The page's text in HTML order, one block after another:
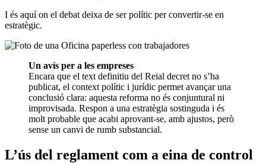
I és aquí on el debat deixa de ser polític per convertir-se en
estratègic.
Un avís per a les empreses
Encara que el text definitiu del Reial decret no s’ha
publicat, el context polític i jurídic permet avançar una
conclusió clara: aquesta reforma no és conjuntural ni
improvisada. Respon a una estratègia sostinguda i és
molt probable que acabi aprovant-se, amb ajustos, però
sense un canvi de rumb substancial.
L’ús del reglament com a eina de control